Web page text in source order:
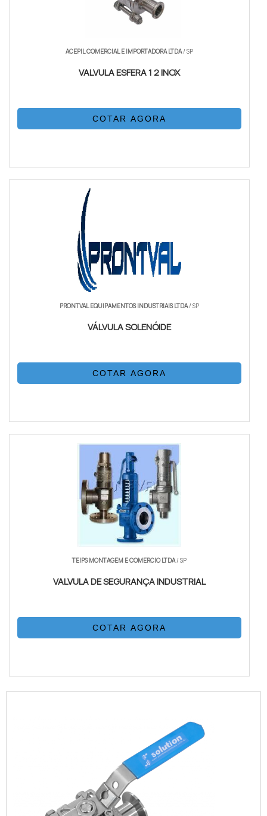
ACEPIL COMERCIAL E IMPORTADORA LTDA/ SP
VALVULA ESFERA 1 2 INOX
COTAR AGORA
PRONTVAL EQUIPAMENTOS INDUSTRIAIS LTDA/ SP
VÁLVULA SOLENÓIDE
COTAR AGORA
TEIPS MONTAGEM E COMERCIO LTDA/ SP
VALVULA DE SEGURANÇA INDUSTRIAL
COTAR AGORA